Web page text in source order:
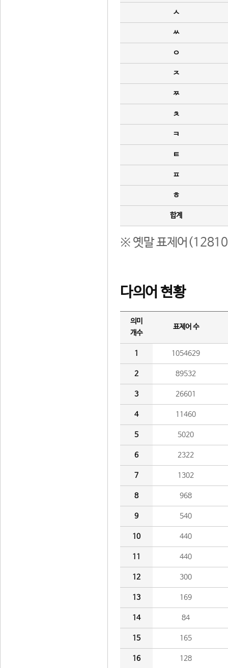
ㅅ
ㅆ
ㅇ
ㅈ
ㅉ
ㅊ
ㅋ
ㅌ
ㅍ
ㅎ
합계
※ 옛말 표제어(12810
다의어 현황
의미
개수
표제어 수
1 1054629
2 89532
3 26601
4 11460
5 5020
6 2322
7 1302
8 968
9 540
10 440
11 440
12 300
13 169
14 84
15 165
16 128